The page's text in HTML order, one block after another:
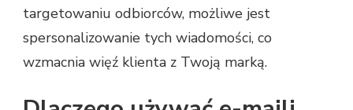
targetowaniu odbiorców, możliwe jest
spersonalizowanie tych wiadomości, co
wzmacnia więź klienta z Twoją marką.